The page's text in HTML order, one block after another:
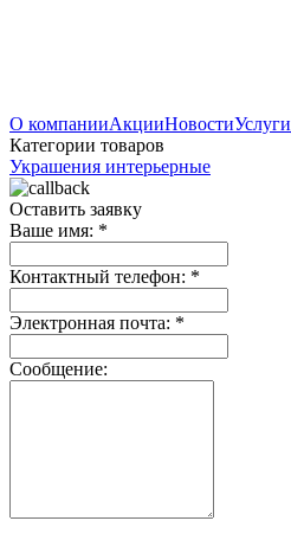
О компанииАкцииНовостиУслуги
Категории товаров
Украшения интерьерные
Оставить заявку
Ваше имя: *
Контактный телефон: *
Электронная почта: *
Сообщение: